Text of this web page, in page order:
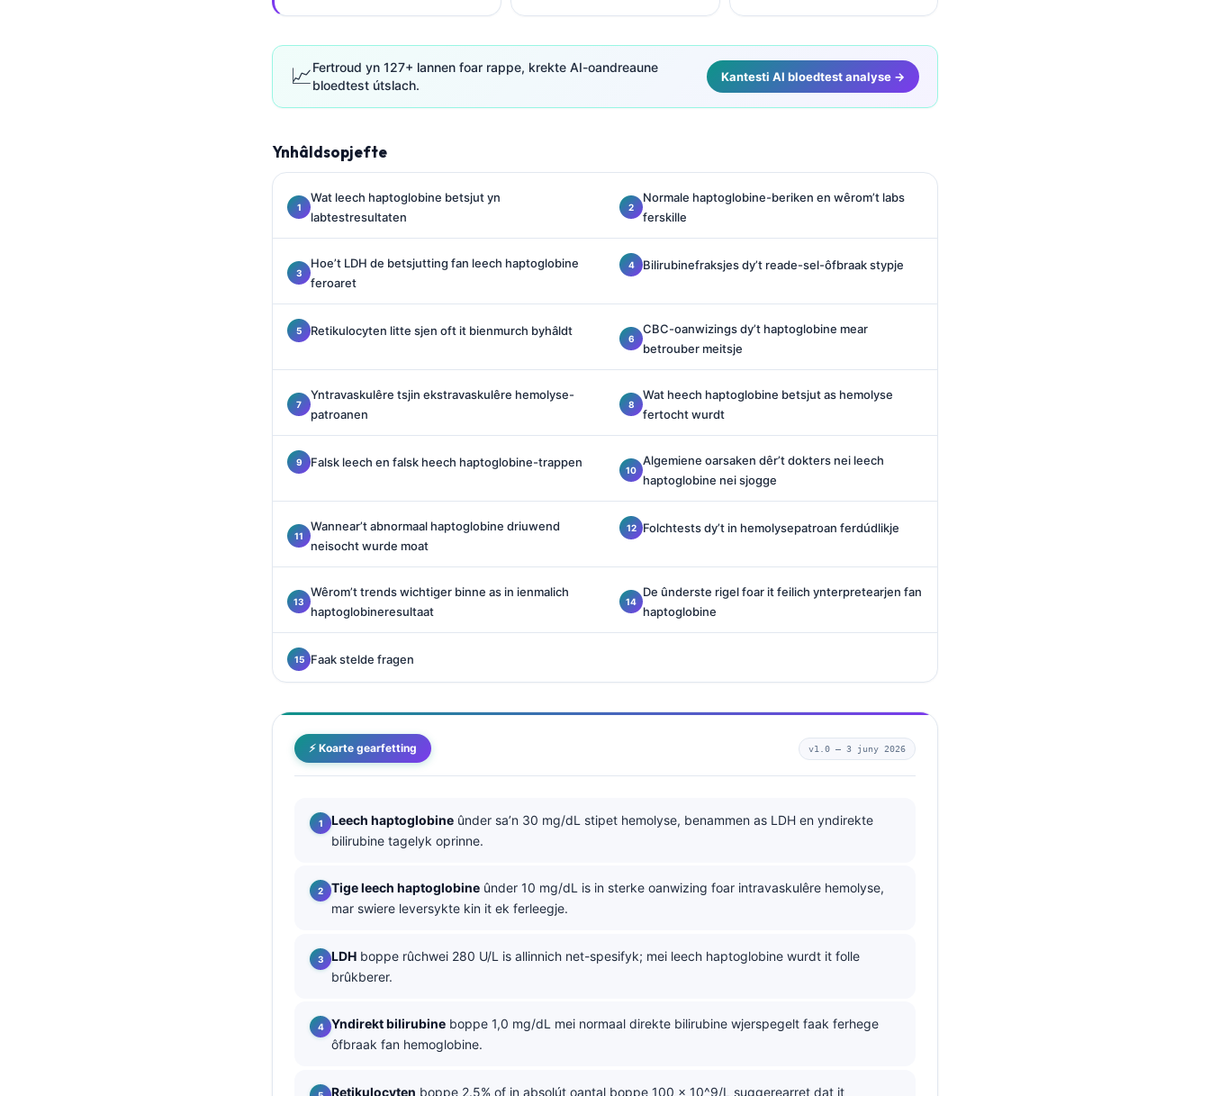
📈Fertroud yn 127+ lannen foar rappe, krekte AI-oandreaune
bloedtest útslach.
Kantesti AI bloedtest analyse →
Ynhâldsopjefte
Wat leech haptoglobine betsjut yn
labtestresultaten
Normale haptoglobine-beriken en wêrom’t labs
ferskille
Hoe’t LDH de betsjutting fan leech haptoglobine
feroaret
Bilirubinefraksjes dy’t reade-sel-ôfbraak stypje
Retikulocyten litte sjen oft it bienmurch byhâldt
CBC-oanwizings dy’t haptoglobine mear
betrouber meitsje
Yntravaskulêre tsjin ekstravaskulêre hemolyse-
patroanen
Wat heech haptoglobine betsjut as hemolyse
fertocht wurdt
Falsk leech en falsk heech haptoglobine-trappen
Algemiene oarsaken dêr’t dokters nei leech
haptoglobine nei sjogge
Wannear’t abnormaal haptoglobine driuwend
neisocht wurde moat
Folchtests dy’t in hemolysepatroan ferdúdlikje
Wêrom’t trends wichtiger binne as in ienmalich
haptoglobineresultaat
De ûnderste rigel foar it feilich ynterpretearjen fan
haptoglobine
Faak stelde fragen
⚡ Koarte gearfetting v1.0 — 3 juny 2026
Leech haptoglobine ûnder sa’n 30 mg/dL stipet hemolyse, benammen as LDH en yndirekte
bilirubine tagelyk oprinne.
Tige leech haptoglobine ûnder 10 mg/dL is in sterke oanwizing foar intravaskulêre hemolyse,
mar swiere leversykte kin it ek ferleegje.
LDH boppe rûchwei 280 U/L is allinnich net-spesifyk; mei leech haptoglobine wurdt it folle
brûkberer.
Yndirekt bilirubine boppe 1,0 mg/dL mei normaal direkte bilirubine wjerspegelt faak ferhege
ôfbraak fan hemoglobine.
Retikulocyten boppe 2.5% of in absolút oantal boppe 100 x 10^9/L suggerearret dat it